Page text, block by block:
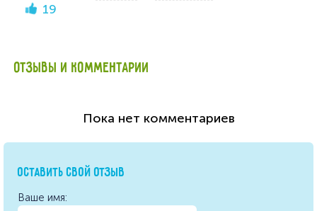
19
ОТЗЫВЫ И КОММЕНТАРИИ
Пока нет комментариев
ОСТАВИТЬ СВОЙ ОТЗЫВ
Ваше имя: